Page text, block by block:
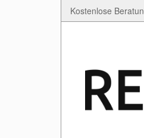
Kostenlose